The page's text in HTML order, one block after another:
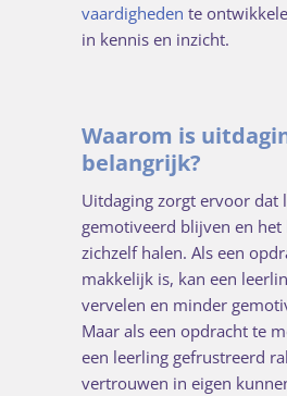
vaardigheden te
in kennis en inzicht.
Waarom is
belangrijk?
Uitdaging zorgt ervoor dat
gemotiveerd blijven en het
zichzelf halen. Als een
makkelijk is, kan een
vervelen en minder
Maar als een opdracht te
een leerling gefrustreerd
vertrouwen in eigen